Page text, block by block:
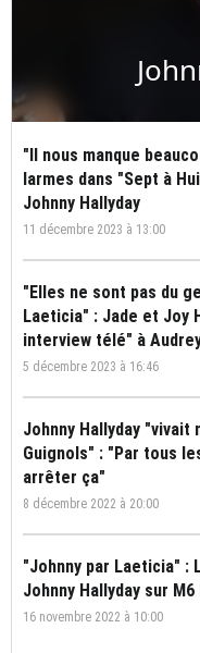
"Il nous manque
larmes dans "Sept à
Johnny Hallyday
11 décembre 2023 à 13:00
"Elles ne sont pas du
Laeticia" : Jade et Joy
interview télé" à
5 décembre 2023 à 16:46
Johnny Hallyday
Guignols" : "Par tous
arrêter ça"
8 décembre 2022 à 20:00
"Johnny par Laeticia" :
Johnny Hallyday sur
16 novembre 2022 à 10:00